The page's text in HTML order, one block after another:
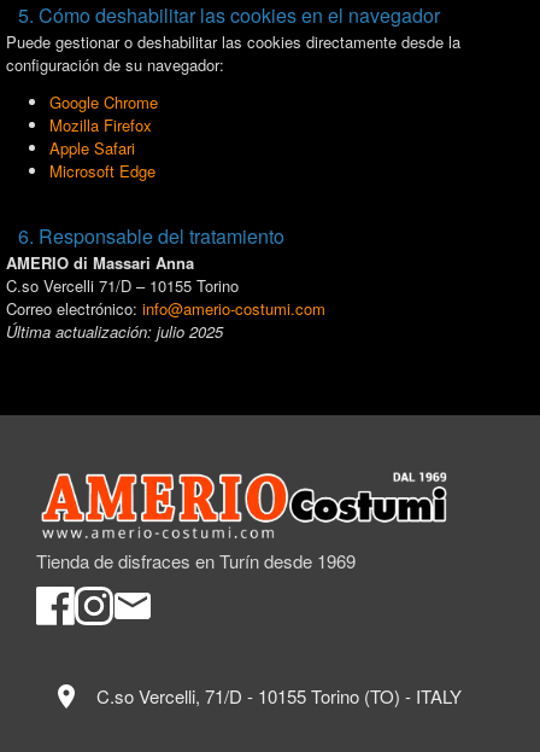
5. Cómo deshabilitar las cookies en el navegador
Puede gestionar o deshabilitar las cookies directamente desde la
configuración de su navegador:
Google Chrome
Mozilla Firefox
Apple Safari
Microsoft Edge
6. Responsable del tratamiento
AMERIO di Massari Anna
C.so Vercelli 71/D – 10155 Torino
Correo electrónico: info@amerio-costumi.com
Última actualización: julio 2025
Tienda de disfraces en Turín desde 1969
location_on C.so Vercelli, 71/D - 10155 Torino (TO) - ITALY